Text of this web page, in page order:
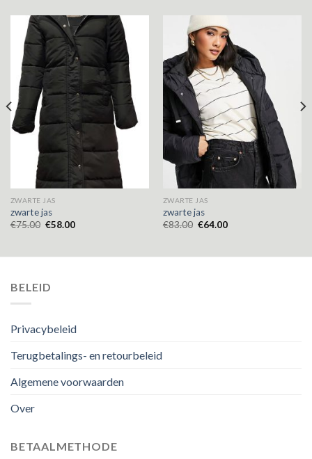
ZWARTE JAS
zwarte jas
€75.00 €58.00
ZWARTE JAS
zwarte jas
€83.00 €64.00
BELEID
Privacybeleid
Terugbetalings- en retourbeleid
Algemene voorwaarden
Over
BETAALMETHODE